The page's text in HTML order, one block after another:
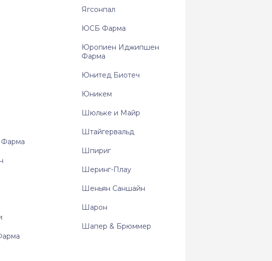
Ягсонпал
ЮСБ Фарма
Юропиен Иджипшен
Фарма
Юнитед Биотеч
Юникем
Шюльке и Майр
Штайгервальд
Шпириг
Шеринг-Плау
Шеньян Саншайн
Шарон
Шапер & Брюммер